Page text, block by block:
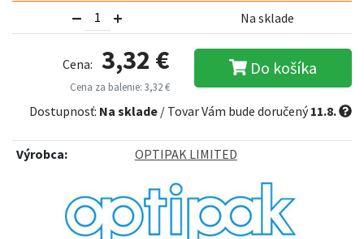
Na sklade
Cena: 3,32 €
Cena za balenie: 3,32 €
Do košíka
Dostupnosť: Na sklade / Tovar Vám bude doručený11.8.
Výrobca: OPTIPAK LIMITED